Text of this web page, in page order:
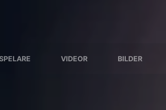
VIDEOR BILDER